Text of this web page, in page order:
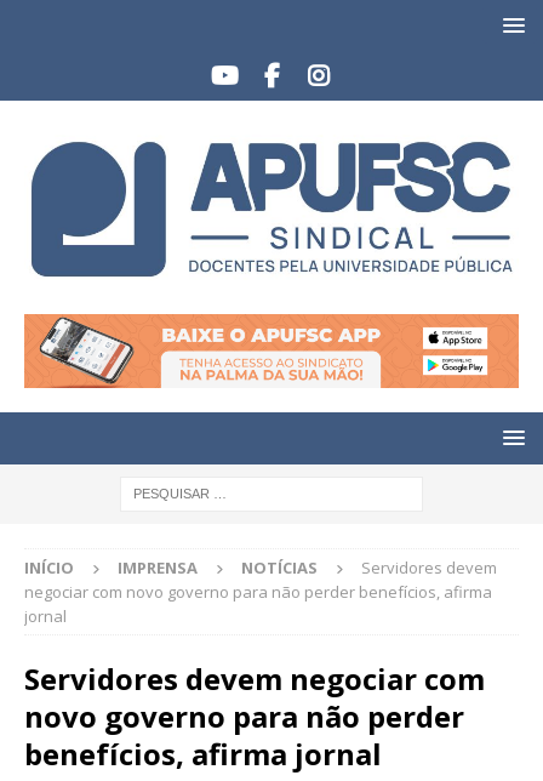
INÍCIO IMPRENSA NOTÍCIAS
Servidores devem
negociar com novo governo para não perder benefícios, afirma
jornal
Servidores devem negociar com
novo governo para não perder
benefícios, afirma jornal